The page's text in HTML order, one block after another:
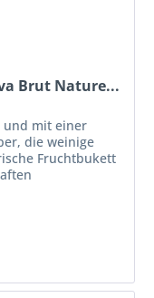
Brut Nature...
und mit einer
die weinige
Fruchtbukett